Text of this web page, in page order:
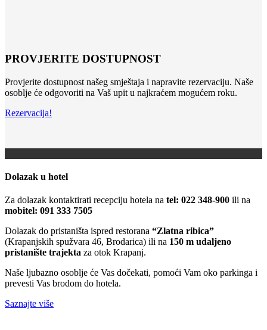
PROVJERITE DOSTUPNOST
Provjerite dostupnost našeg smještaja i napravite rezervaciju. Naše
osoblje će odgovoriti na Vaš upit u najkraćem mogućem roku.
Rezervacija!
Dolazak u hotel
Za dolazak kontaktirati recepciju hotela na tel: 022 348-900 ili na
mobitel: 091 333 7505
Dolazak do pristaništa ispred restorana “Zlatna ribica”
(Krapanjskih spužvara 46, Brodarica) ili na 150 m udaljeno
pristanište trajekta za otok Krapanj.
Naše ljubazno osoblje će Vas dočekati, pomoći Vam oko parkinga i
prevesti Vas brodom do hotela.
Saznajte više